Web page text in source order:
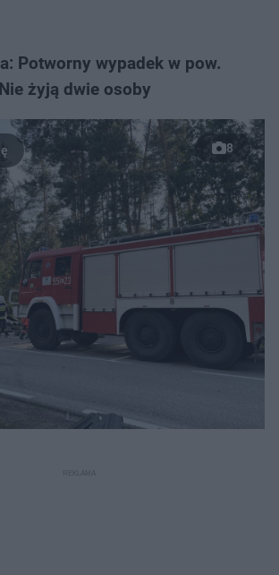
Potworny wypadek w pow.
żyją dwie osoby
8